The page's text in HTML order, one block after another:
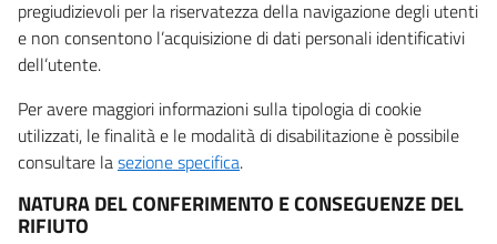
pregiudizievoli per la riservatezza della navigazione degli utenti
e non consentono l’acquisizione di dati personali identificativi
dell’utente.
Per avere maggiori informazioni sulla tipologia di cookie
utilizzati, le finalità e le modalità di disabilitazione è possibile
consultare lasezione specifica.
NATURA DEL CONFERIMENTO E CONSEGUENZE DEL
RIFIUTO